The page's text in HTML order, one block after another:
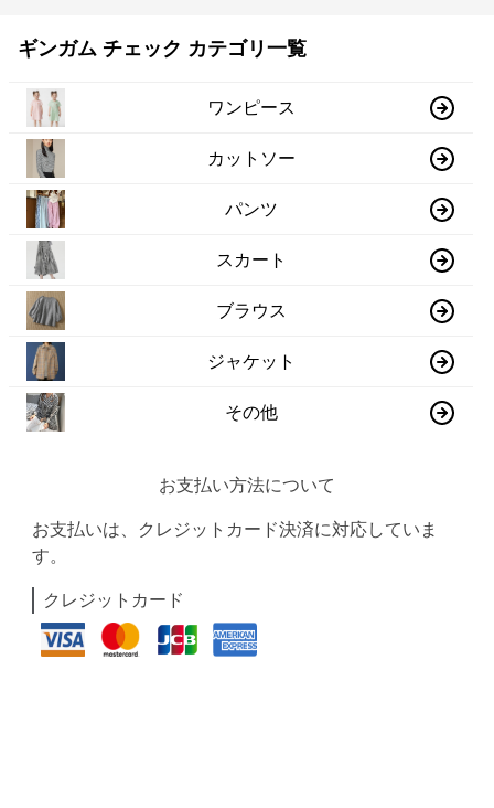
ギンガム チェック カテゴリ一覧
ワンピース
カットソー
パンツ
スカート
ブラウス
ジャケット
その他
お支払い方法について
お支払いは、クレジットカード決済に対応していま
す。
クレジットカード